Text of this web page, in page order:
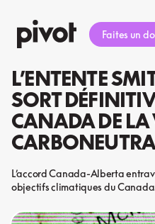
au
contenu
Faites un
L’ENTENTE
SORT
CANADA DE LA
L’accord Canada-Alberta
objectifs climatiques du